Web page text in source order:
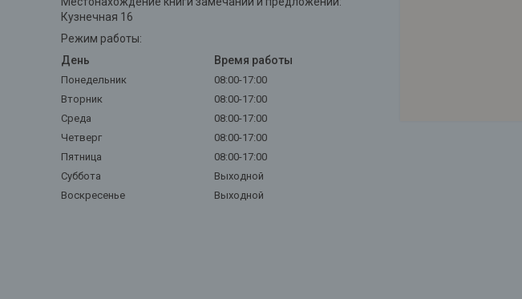
Кузнечная 16
Режим работы:
День
Время работы
Понедельник
08:00-17:00
Вторник
08:00-17:00
Среда
08:00-17:00
Четверг
08:00-17:00
Пятница
08:00-17:00
Суббота
Выходной
Воскресенье
Выходной